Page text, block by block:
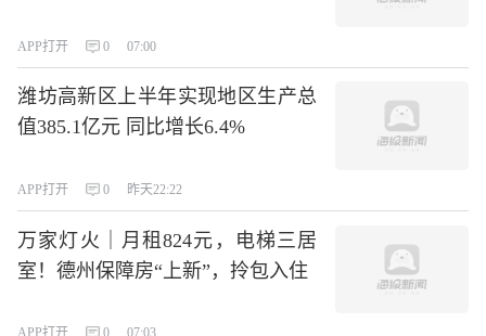
APP打开 0 07:00
潍坊高新区上半年实现地区生产总
值385.1亿元 同比增长6.4%
APP打开 0 昨天22:22
万家灯火｜月租824元，电梯三居
室！德州保障房“上新”，拎包入住
APP打开 0 07:03